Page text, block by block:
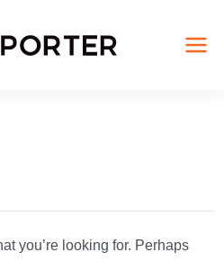
you’re looking for. Perhaps